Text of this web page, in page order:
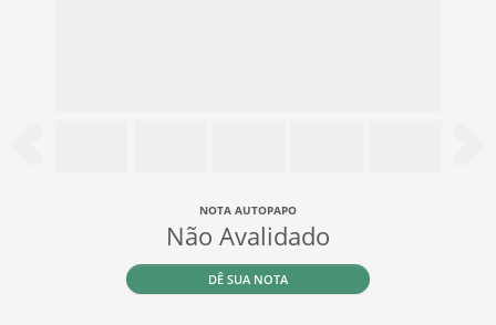
NOTA AUTOPAPO
Não Avalidado
DÊ SUA NOTA